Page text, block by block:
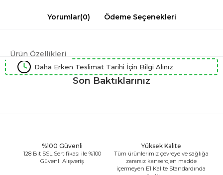
Yorumlar(0) Ödeme Seçenekleri
Ürün Özellikleri
Daha Erken Teslimat Tarihi İçin Bilgi Alınız
Son Baktıklarınız
%100 Güvenli
128 Bit SSL Sertifikası ile %100
Güvenli Alışveriş
Yüksek Kalite
Tüm ürünlerimiz çevreye ve sağlığa
zararsız kanserojen madde
içermeyen E1 Kalite Standardında